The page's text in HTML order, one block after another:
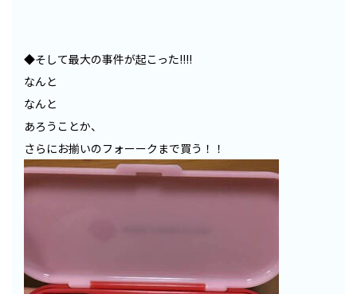
◆そして最大の事件が起こった!!!!
なんと
なんと
あろうことか、
さらにお揃いのフォーークまで買う！！